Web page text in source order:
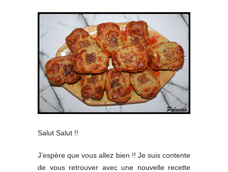
Salut Salut !!
J’espère que vous allez bien !! Je suis contente
de vous retrouver avec une nouvelle recette